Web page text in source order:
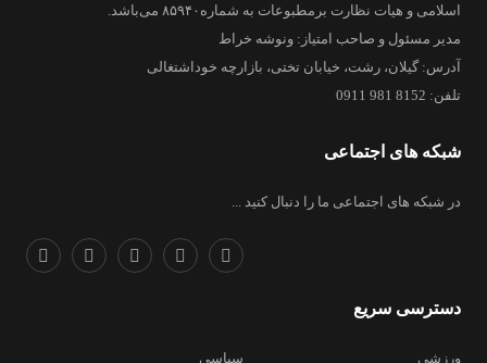
اسلامی و هیات نظارت برمطبوعات به شماره۸۵۹۴۰ می‌باشد.
مدیر مسئول و صاحب امتیاز: ونوشه خراط
آدرس: گیلان، رشت، خیابان تختی، بازارچه خوداشتغالی
تلفن: 8152 981 0911
شبکه های اجتماعی
در شبکه های اجتماعی ما را دنبال کنید ...
دسترسی سریع
ورزشی سیاسی